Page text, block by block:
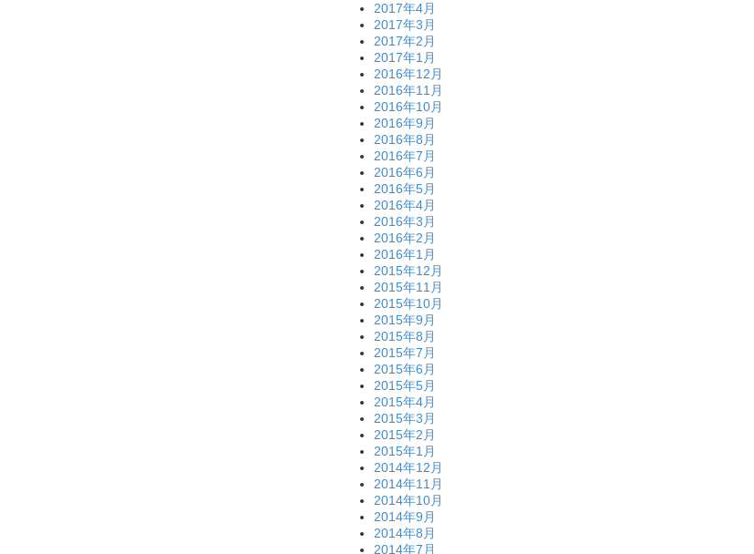
2017年4月
2017年3月
2017年2月
2017年1月
2016年12月
2016年11月
2016年10月
2016年9月
2016年8月
2016年7月
2016年6月
2016年5月
2016年4月
2016年3月
2016年2月
2016年1月
2015年12月
2015年11月
2015年10月
2015年9月
2015年8月
2015年7月
2015年6月
2015年5月
2015年4月
2015年3月
2015年2月
2015年1月
2014年12月
2014年11月
2014年10月
2014年9月
2014年8月
2014年7月